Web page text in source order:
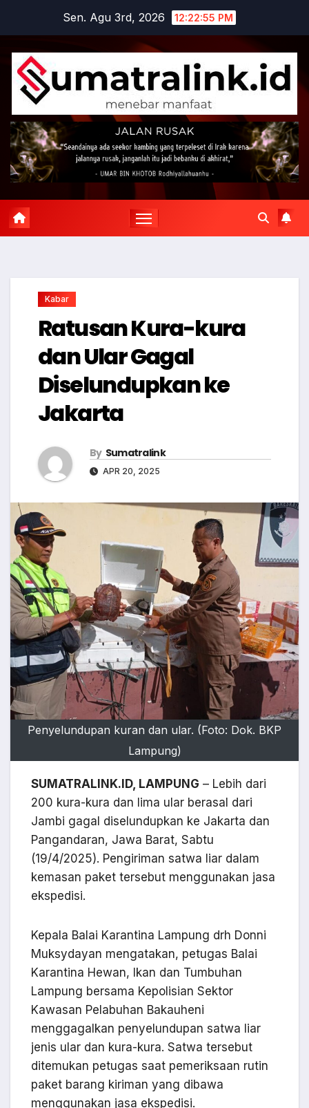
content
Sen. Agu 3rd, 2026 12:22:56 PM
Kabar
Ratusan Kura-kura
dan Ular Gagal
Diselundupkan ke
Jakarta
By Sumatralink
APR 20, 2025
Penyelundupan kuran dan ular. (Foto: Dok. BKP
Lampung)
SUMATRALINK.ID, LAMPUNG – Lebih dari
200 kura-kura dan lima ular berasal dari
Jambi gagal diselundupkan ke Jakarta dan
Pangandaran, Jawa Barat, Sabtu
(19/4/2025). Pengiriman satwa liar dalam
kemasan paket tersebut menggunakan jasa
ekspedisi.
Kepala Balai Karantina Lampung drh Donni
Muksydayan mengatakan, petugas Balai
Karantina Hewan, Ikan dan Tumbuhan
Lampung bersama Kepolisian Sektor
Kawasan Pelabuhan Bakauheni
menggagalkan penyelundupan satwa liar
jenis ular dan kura-kura. Satwa tersebut
ditemukan petugas saat pemeriksaan rutin
paket barang kiriman yang dibawa
menggunakan jasa ekspedisi.